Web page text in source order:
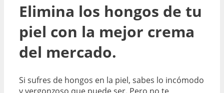
Elimina los hongos de tu
piel con la mejor crema
del mercado.
Si sufres de hongos en la piel, sabes lo incómodo